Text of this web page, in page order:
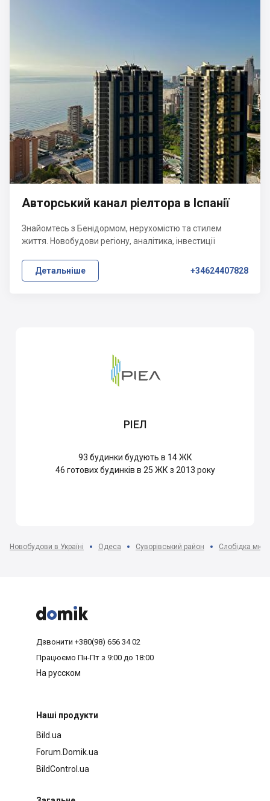
Авторський канал ріелтора в Іспанії
Знайомтесь з Бенідормом, нерухомістю та стилем
життя. Новобудови регіону, аналітика, інвестиції
Детальніше +34624407828
РІЕЛ
93 будинки будують в 14 ЖК
46 готових будинків в 25 ЖК з 2013 року
Новобудови в Україні Одеса Суворівський район Слобідка мкр-



Дзвонити +380(98) 656 34 02
Працюємо Пн-Пт з 9:00 до 18:00
На русском
Наші продукти
Bild.ua
Forum.Domik.ua
BildControl.ua